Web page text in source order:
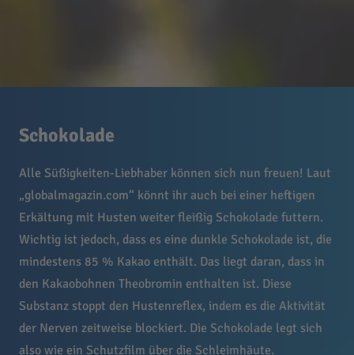
Schokolade
Alle Süßigkeiten-Liebhaber können sich nun freuen! Laut
„globalmagazin.com“ könnt ihr auch bei einer heftigen
Erkältung mit Husten weiter fleißig Schokolade futtern.
Wichtig ist jedoch, dass es eine dunkle Schokolade ist, die
mindestens 85 % Kakao enthält. Das liegt daran, dass in
den Kakaobohnen Theobromin enthalten ist. Diese
Substanz stoppt den Hustenreflex, indem es die Aktivität
der Nerven zeitweise blockiert. Die Schokolade legt sich
also wie ein Schutzfilm über die Schleimhäute.